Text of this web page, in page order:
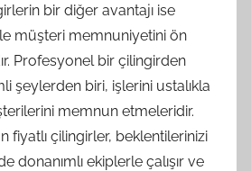
bir diğer avantajı ise
müşteri memnuniyetini ön
Profesyonel bir çilingirden
şeylerden biri, işlerini ustalıkla
memnun etmeleridir.
fiyatlı çilingirler, beklentilerinizi
donanımlı ekiplerle çalışır ve